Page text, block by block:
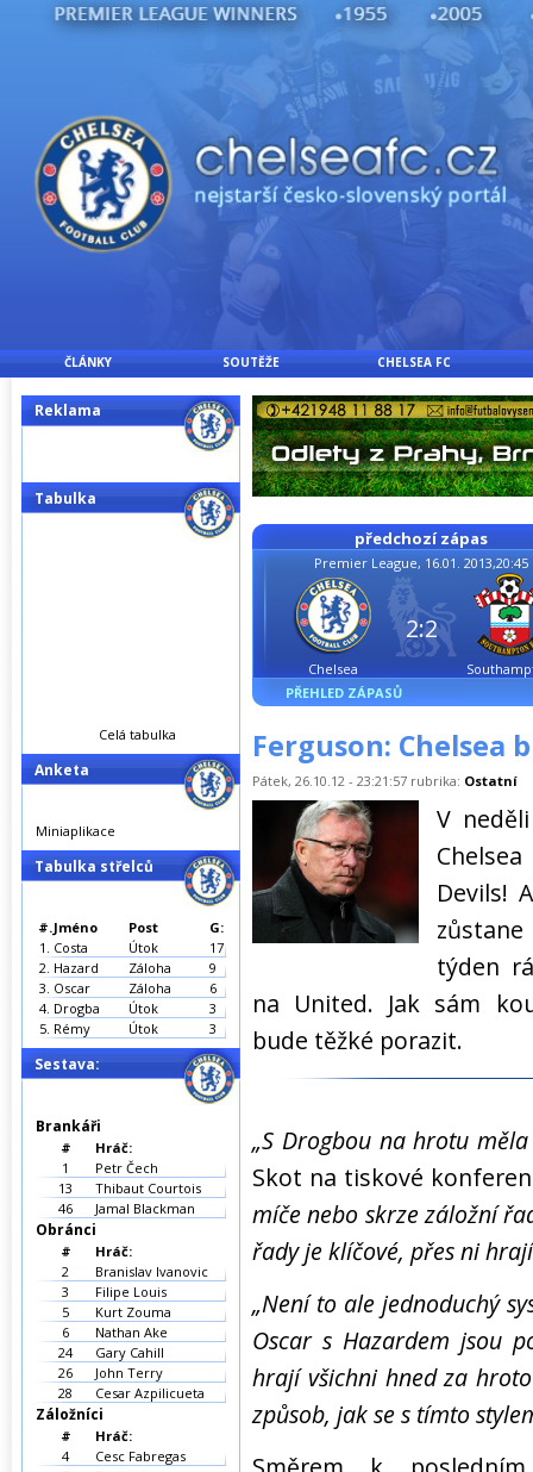
ČLÁNKY SOUTĚŽE CHELSEA FC
předchozí zápas
Premier League, 16.01. 2013,20:45
Chelsea
2:2
PŘEHLED ZÁPASŮ
Ferguson: Chelsea
Pátek, 26.10.12 - 23:21:57 rubrika: Ostatní
V
Devils!
týden
na United. Jak sám
bude těžké porazit.
„S Drogbou na hrotu
Skot na tiskové
míče nebo skrze záložní
řady je klíčové, přes ni
„Není to ale jednoduchý
Oscar s Hazardem jsou
hrají všichni hned za
způsob, jak se s tímto
Reklama
Tabulka
Celá tabulka
Anketa
Miniaplikace
Tabulka střelců
#.Jméno Post
G:
1. Costa Útok
17
2. Hazard Záloha
9
3. Oscar Záloha
6
4. Drogba Útok
3
5. Rémy Útok 3
Sestava:
Brankáři
#
Hráč:
1
Petr Čech
13
Thibaut Courtois
46
Jamal Blackman
Obránci
#
Hráč:
2
Branislav Ivanovic
3
Filipe Louis
5
Kurt Zouma
6
Nathan Ake
24
Gary Cahill
26
John Terry
28
Cesar Azpilicueta
Záložníci
#
Hráč:
4
Cesc Fabregas